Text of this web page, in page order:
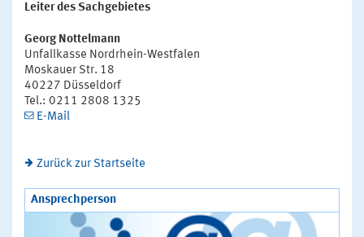
Leiter des Sachgebietes
Georg Nottelmann
Unfallkasse Nordrhein-Westfalen
Moskauer Str. 18
40227 Düsseldorf
Tel.: 0211 2808 1325
E-Mail
Zurück zur Startseite
Ansprechperson